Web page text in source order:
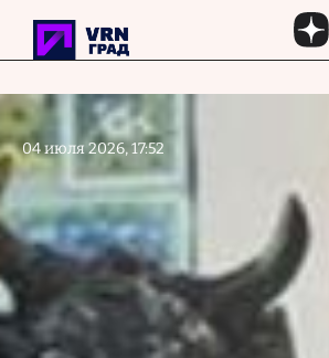
Перейти к основному содержанию
04 июля 2026, 17:52